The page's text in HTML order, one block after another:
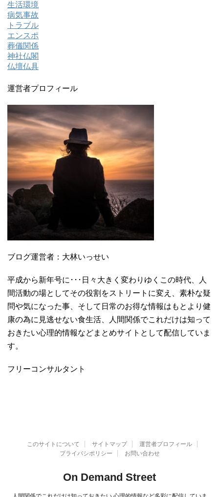
生活環境
病気事故
トラブル
エンスポ
葬儀関係
神社仏閣
仏壇仏具
運営者プロフィール
ブログ運営者：大林いっせい
平成から新年号に･･･日々大きく変わりゆくこの時代、人
間活動の場としてその役割をストリートに変え、素朴な疑
問や気になった事、そして日常のお得な情報はもとより健
康の為に見逃せない食生活、人間関係でこれだけは知って
おきたい心理的情報などまとめサイトとして配信していま
す。
フリーコンサルタント
このサイトについて サイトマップ
運営者プロフィール
プライバシポリシー
お問い合わせ
On Demand Street